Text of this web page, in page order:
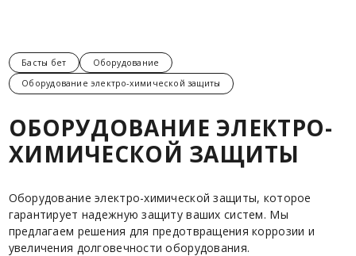
Басты бет
Оборудование
Оборудование электро-химической защиты
ОБОРУДОВАНИЕ ЭЛЕКТРО-
ХИМИЧЕСКОЙ ЗАЩИТЫ
Оборудование электро-химической защиты, которое
гарантирует надежную защиту ваших систем. Мы
предлагаем решения для предотвращения коррозии и
увеличения долговечности оборудования.